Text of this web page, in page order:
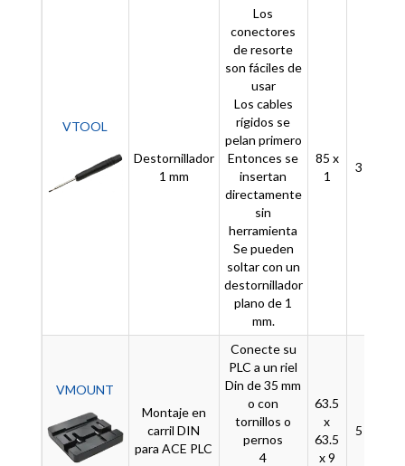
VTOOL
Destornillador
1 mm
Los
conectores
de resorte
son fáciles de
usar
Los cables
rígidos se
pelan primero
Entonces se
insertan
directamente
sin
herramienta
Se pueden
soltar con un
destornillador
plano de 1
mm.
85 x
1
3
VMOUNT
Montaje en
carril DIN
para ACE PLC
Conecte su
PLC a un riel
Din de 35 mm
o con
tornillos o
pernos
4
63.5
x
63.5
x 9
5